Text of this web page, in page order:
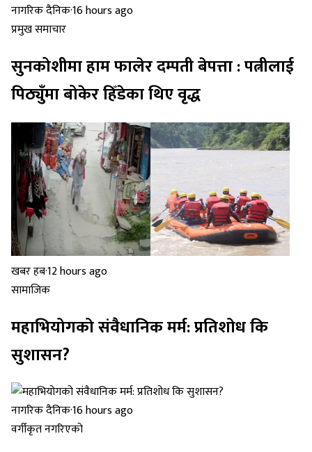
नागरिक दैनिक·16 hours ago
प्रमुख समाचार
सुनकोशीमा हाम फालेर दम्पती बेपत्ता : पत्नीलाई
पिठ्युँमा बोकेर हिँडेका थिए वृद्ध
खबर हब·12 hours ago
सामाजिक
महाभियोगको संवैधानिक मर्म: प्रतिशोध कि
सुशासन?
नागरिक दैनिक·16 hours ago
वर्गीकृत नगरिएको